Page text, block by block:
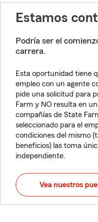
Estamos
Podría ser el
carrera.
Esta oportunidad tiene
empleo con un agente
pide una solicitud para
Farm y NO resulta en
compañías de State
seleccionado para el
condiciones del mismo
beneficios) las toma
independiente.
Vea nuestros